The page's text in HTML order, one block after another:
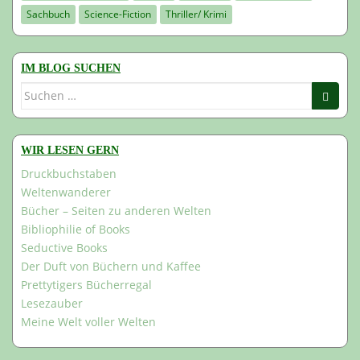
Sachbuch
Science-Fiction Thriller/ Krimi
IM BLOG SUCHEN
Suchen
WIR LESEN GERN
Druckbuchstaben
Weltenwanderer
Bücher – Seiten zu anderen Welten
Bibliophilie of Books
Seductive Books
Der Duft von Büchern und Kaffee
Prettytigers Bücherregal
Lesezauber
Meine Welt voller Welten